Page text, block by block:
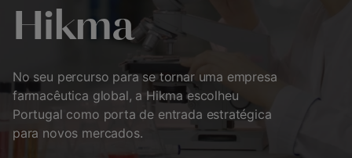
Hikma
No seu percurso para se tornar uma empresa
farmacêutica global, a Hikma escolheu
Portugal como porta de entrada estratégica
para novos mercados.